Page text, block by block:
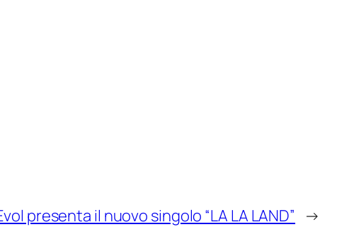
presenta il nuovo singolo “LA LA LAND” →